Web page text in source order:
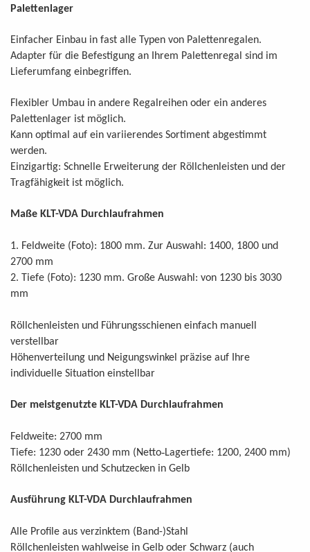
Palettenlager
Einfacher Einbau in fast alle Typen von Palettenregalen.
Adapter für die Befestigung an Ihrem Palettenregal sind im
Lieferumfang einbegriffen.
Flexibler Umbau in andere Regalreihen oder ein anderes
Palettenlager ist möglich.
Kann optimal auf ein variierendes Sortiment abgestimmt
werden.
Einzigartig: Schnelle Erweiterung der Röllchenleisten und der
Tragfähigkeit ist möglich.
Maße KLT-VDA Durchlaufrahmen
1. Feldweite (Foto): 1800 mm. Zur Auswahl: 1400, 1800 und
2700 mm
2. Tiefe (Foto): 1230 mm. Große Auswahl: von 1230 bis 3030
mm
Röllchenleisten und Führungsschienen einfach manuell
verstellbar
Höhenverteilung und Neigungswinkel präzise auf Ihre
individuelle Situation einstellbar
Der meistgenutzte KLT-VDA Durchlaufrahmen
Feldweite: 2700 mm
Tiefe: 1230 oder 2430 mm (Netto-Lagertiefe: 1200, 2400 mm)
Röllchenleisten und Schutzecken in Gelb
Ausführung KLT-VDA Durchlaufrahmen
Alle Profile aus verzinktem (Band-)Stahl
Röllchenleisten wahlweise in Gelb oder Schwarz (auch